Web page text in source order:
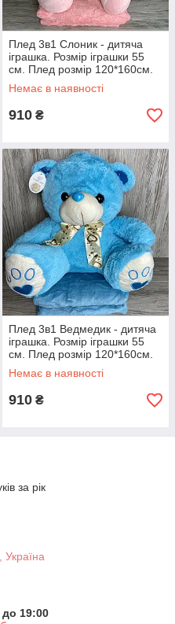
Плед 3в1 Слоник - дитяча
іграшка. Розмір іграшки 55
см. Плед розмір 120*160см.
Немає в наявності
910 ₴
Плед 3в1 Ведмедик - дитяча
іграшка. Розмір іграшки 55
см. Плед розмір 120*160см.
Немає в наявності
910 ₴
за рік
до 19:00